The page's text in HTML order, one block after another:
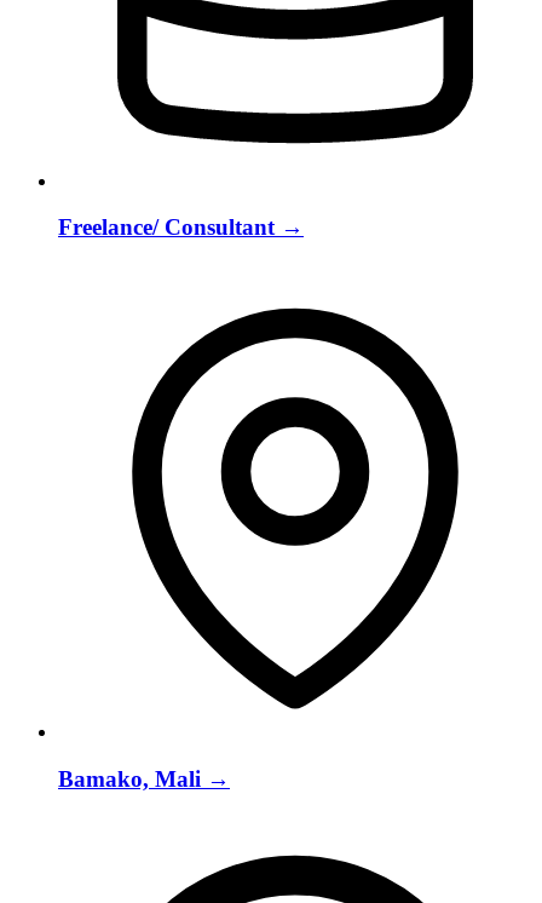
Freelance/ Consultant→
Bamako, Mali →